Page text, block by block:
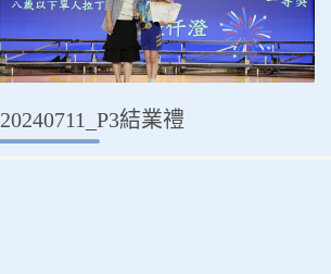
20240711_P3結業禮